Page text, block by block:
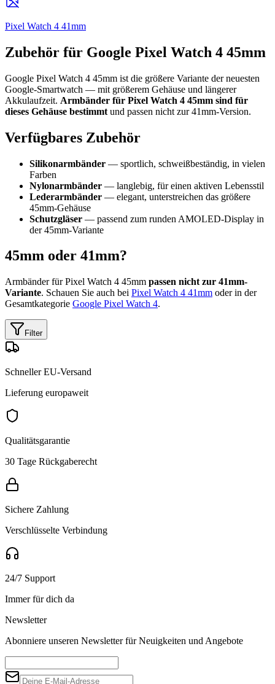
Pixel Watch 4 41mm
Zubehör für Google Pixel Watch 4 45mm
Google Pixel Watch 4 45mm ist die größere Variante der neuesten
Google-Smartwatch — mit größerem Gehäuse und längerer
Akkulaufzeit. Armbänder für Pixel Watch 4 45mm sind für
dieses Gehäuse bestimmt und passen nicht zur 41mm-Version.
Verfügbares Zubehör
Silikonarmbänder — sportlich, schweißbeständig, in vielen
Farben
Nylonarmbänder — langlebig, für einen aktiven Lebensstil
Lederarmbänder — elegant, unterstreichen das größere
45mm-Gehäuse
Schutzgläser — passend zum runden AMOLED-Display in
der 45mm-Variante
45mm oder 41mm?
Armbänder für Pixel Watch 4 45mm passen nicht zur 41mm-
Variante. Schauen Sie auch bei Pixel Watch 4 41mm oder in der
Gesamtkategorie Google Pixel Watch 4.
Filter
Schneller EU-Versand
Lieferung europaweit
Qualitätsgarantie
30 Tage Rückgaberecht
Sichere Zahlung
Verschlüsselte Verbindung
24/7 Support
Immer für dich da
Newsletter
Abonniere unseren Newsletter für Neuigkeiten und Angebote